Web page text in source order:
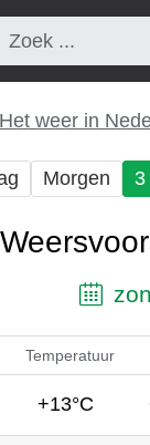
Het weer in
Morgen 3
Temperatuur
+13°C